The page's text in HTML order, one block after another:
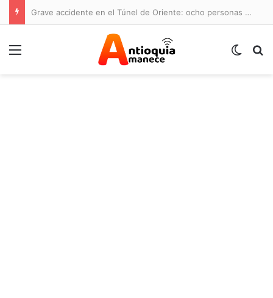
Grave accidente en el Túnel de Oriente: ocho personas lesionadas y cierre de la vía
Menú